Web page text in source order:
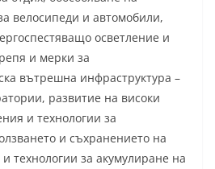
велосипеди и автомобили,
осветление и
и мерки за
вътрешна инфраструктура –
развитие на високи
и технологии за
и съхранението на
технологии за акумулиране на